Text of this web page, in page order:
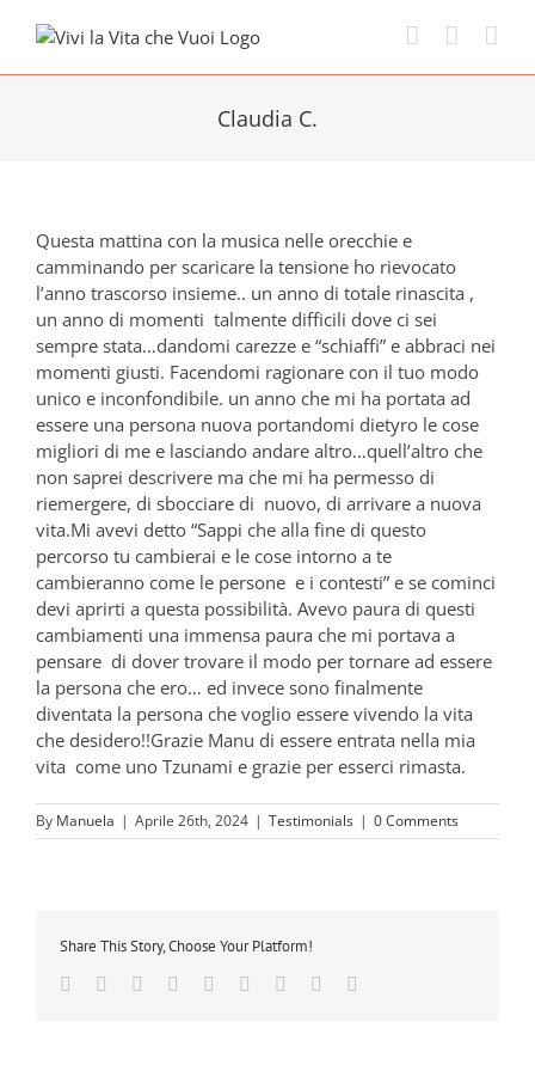
Claudia C.
Questa mattina con la musica nelle orecchie e
camminando per scaricare la tensione ho rievocato
l’anno trascorso insieme.. un anno di totale rinascita ,
un anno di momenti talmente difficili dove ci sei
sempre stata…dandomi carezze e “schiaffi” e abbraci nei
momenti giusti. Facendomi ragionare con il tuo modo
unico e inconfondibile. un anno che mi ha portata ad
essere una persona nuova portandomi dietyro le cose
migliori di me e lasciando andare altro…quell’altro che
non saprei descrivere ma che mi ha permesso di
riemergere, di sbocciare di nuovo, di arrivare a nuova
vita.Mi avevi detto “Sappi che alla fine di questo
percorso tu cambierai e le cose intorno a te
cambieranno come le persone e i contesti” e se cominci
devi aprirti a questa possibilità. Avevo paura di questi
cambiamenti una immensa paura che mi portava a
pensare di dover trovare il modo per tornare ad essere
la persona che ero… ed invece sono finalmente
diventata la persona che voglio essere vivendo la vita
che desidero!!Grazie Manu di essere entrata nella mia
vita come uno Tzunami e grazie per esserci rimasta.
By Manuela | Aprile 26th, 2024 | Testimonials | 0 Comments
Share This Story, Choose Your Platform!
Facebook
TwitterLinkedIn
Reddit Whatsapp
TumblrPinterest